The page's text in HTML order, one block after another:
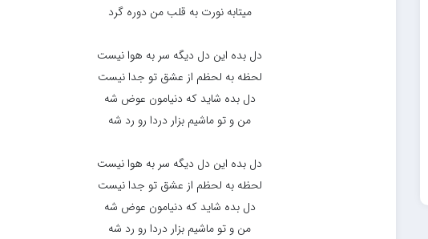
میتابه نورت به قلب من دوره گرد
دل بده این دل دیگه سر به هوا نیست
لحظه به لحظم از عشق تو جدا نیست
دل بده شاید که دنیامون عوض شه
من و تو ماشیم بزار دردا رو رد شه
دل بده این دل دیگه سر به هوا نیست
لحظه به لحظم از عشق تو جدا نیست
دل بده شاید که دنیامون عوض شه
من و تو ماشیم بزار دردا رو رد شه